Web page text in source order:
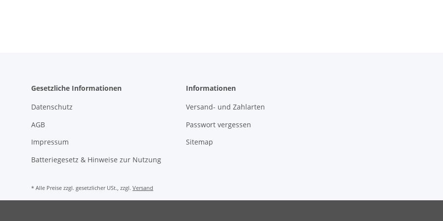
Gesetzliche Informationen
Datenschutz
AGB
Impressum
Batteriegesetz & Hinweise zur Nutzung
Informationen
Versand- und Zahlarten
Passwort vergessen
Sitemap
* Alle Preise zzgl. gesetzlicher USt., zzgl. Versand